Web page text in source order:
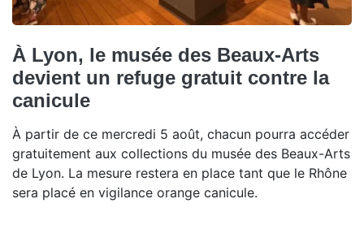
À Lyon, le musée des Beaux-Arts
devient un refuge gratuit contre la
canicule
À partir de ce mercredi 5 août, chacun pourra accéder
gratuitement aux collections du musée des Beaux-Arts
de Lyon. La mesure restera en place tant que le Rhône
sera placé en vigilance orange canicule.